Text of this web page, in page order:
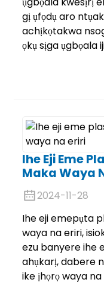
gị ụfọdụ aro
achịkọtakwa
ọkụ sịga ụgbọala
Ihe Eji Eme
Maka Waya
2024-11-28
Ihe eji emepụta
waya na eriri,
ezu banyere ihe
ahụkarị, dabere
ike ịhọrọ waya